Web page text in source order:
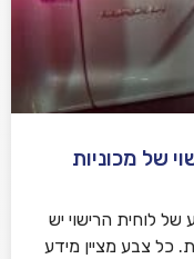
של מכוניות
לוחית הרישוי יש
כל צבע מציין מידע